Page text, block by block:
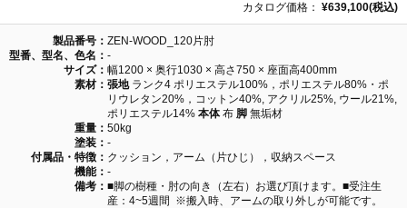
カタログ価格： ¥639,100(税込)
製品番号： ZEN-WOOD_120片肘
型番、型名、色名： -
サイズ： 幅1200 × 奥行1030 × 高さ750 × 座面高400mm
素材： 張地ランク4 ポリエステル100%，ポリエステル80%・ポ
リウレタン20%，コットン40%, アクリル25%, ウール21%,
ポリエステル14% 本体布 脚 無垢材
重量： 50kg
塗装： -
付属品・特徴： クッション，アーム（片ひじ），収納スペース
機能： -
備考： ■脚の樹種・肘の向き（左右）お選び頂けます。■受注生
産：4~5週間 ※搬入時、アームの取り外しが可能です。